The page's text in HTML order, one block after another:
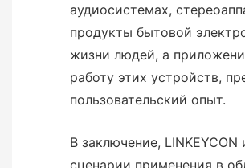
аудиосистемах,
продукты бытовой
жизни людей, а
работу этих устройств,
пользовательский опыт.
В заключение,
сценарии применения в